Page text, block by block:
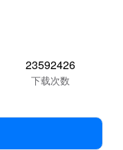
23592426
下载次数